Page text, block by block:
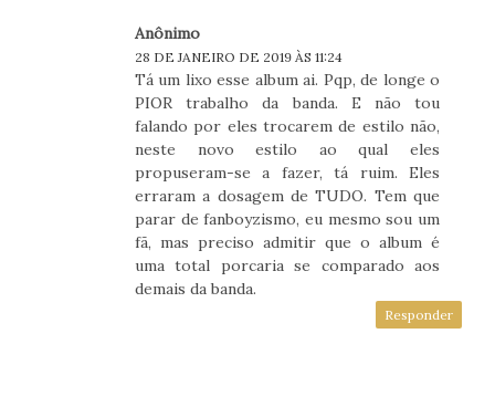
Anônimo
28 DE JANEIRO DE 2019 ÀS 11:24
Tá um lixo esse album ai. Pqp, de longe o
PIOR trabalho da banda. E não tou
falando por eles trocarem de estilo não,
neste novo estilo ao qual eles
propuseram-se a fazer, tá ruim. Eles
erraram a dosagem de TUDO. Tem que
parar de fanboyzismo, eu mesmo sou um
fã, mas preciso admitir que o album é
uma total porcaria se comparado aos
demais da banda.
Responder